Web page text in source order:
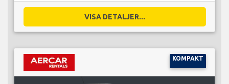
VISA DETALJER...
KOMPAKT